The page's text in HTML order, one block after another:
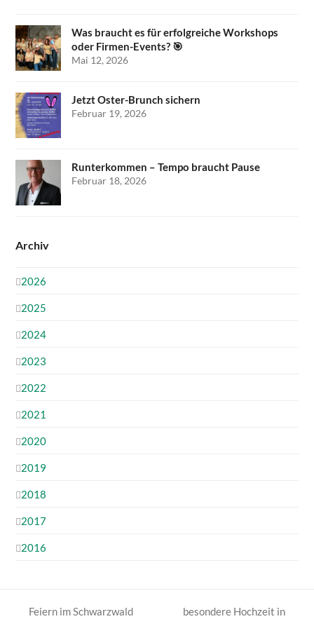
Was braucht es für erfolgreiche Workshops
oder Firmen-Events? 🎯
Mai 12, 2026
Jetzt Oster-Brunch sichern
Februar 19, 2026
Runterkommen – Tempo braucht Pause
Februar 18, 2026
Archiv
2026
2025
2024
2023
2022
2021
2020
2019
2018
2017
2016
Feiern im Schwarzwald
besondere Hochzeit in